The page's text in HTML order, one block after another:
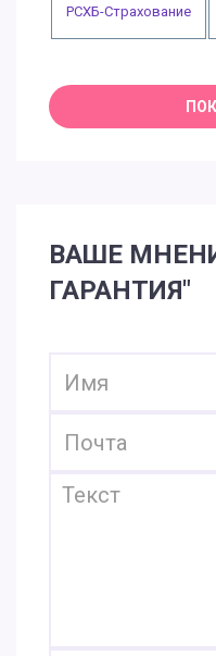
РСХБ-Страхование
ВАШЕ
ГАРАНТИЯ"